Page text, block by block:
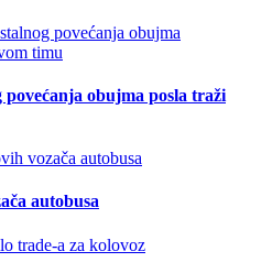
obujma posla traži
autobusa